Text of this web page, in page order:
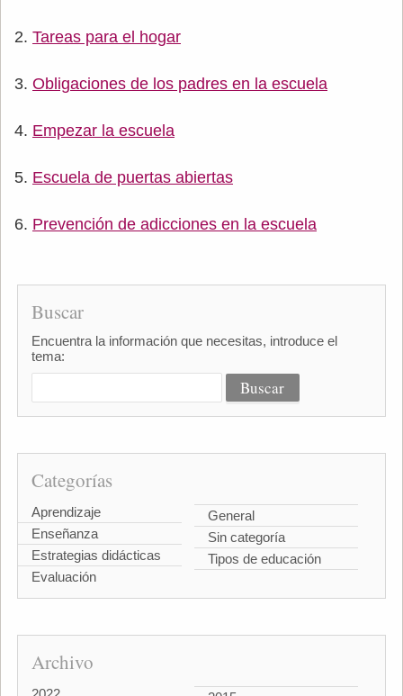
Tareas para el hogar
Obligaciones de los padres en la escuela
Empezar la escuela
Escuela de puertas abiertas
Prevención de adicciones en la escuela
Buscar
Encuentra la información que necesitas, introduce el
tema:
Categorías
Aprendizaje
Enseñanza
Estrategias didácticas
Evaluación
General
Sin categoría
Tipos de educación
Archivo